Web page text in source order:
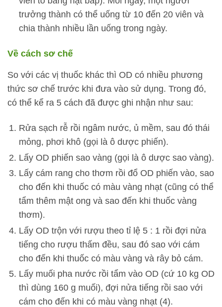
trưởng thành có thể uống từ 10 đến 20 viên và
chia thành nhiều lần uống trong ngày.
Về cách sơ chế
So với các vị thuốc khác thì OD có nhiều phương
thức sơ chế trước khi đưa vào sử dụng. Trong đó,
có thể kể ra 5 cách đã được ghi nhận như sau:
Rửa sạch rễ rồi ngâm nước, ủ mềm, sau đó thái
mỏng, phơi khô (gọi là ô dược phiến).
Lấy OD phiến sao vàng (gọi là ô dược sao vàng).
Lấy cám rang cho thơm rồi đổ OD phiến vào, sao
cho đến khi thuốc có màu vàng nhạt (cũng có thể
tẩm thêm mật ong và sao đến khi thuốc vàng
thơm).
Lấy OD trộn với rượu theo tỉ lệ 5 : 1 rồi đợi nửa
tiếng cho rượu thấm đều, sau đó sao với cám
cho đến khi thuốc có màu vàng và rây bỏ cám.
Lấy muối pha nước rồi tẩm vào OD (cứ 10 kg OD
thì dùng 160 g muối), đợi nửa tiếng rồi sao với
cám cho đến khi có màu vàng nhạt (4).